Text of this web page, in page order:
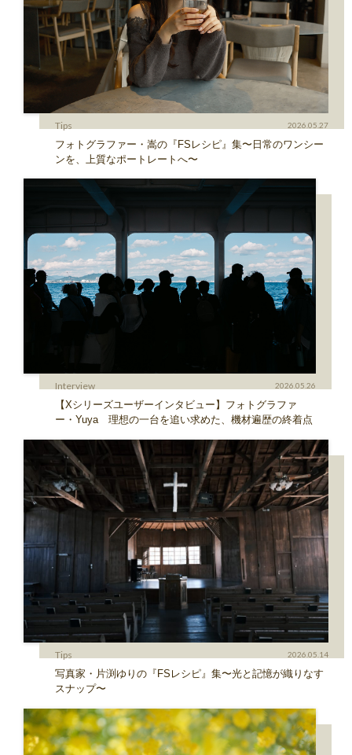
Tips 2026.05.27
フォトグラファー・嵩の『FSレシピ』集〜日常のワンシー
ンを、上質なポートレートへ〜
Interview 2026.05.26
【Xシリーズユーザーインタビュー】フォトグラファ
ー・Yuya 理想の一台を追い求めた、機材遍歴の終着点
Tips 2026.05.14
写真家・片渕ゆりの『FSレシピ』集〜光と記憶が織りなす
スナップ〜